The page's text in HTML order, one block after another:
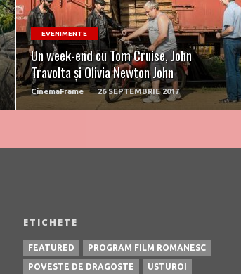
EVENIMENTE
Un week-end cu Tom Cruise, John
Travolta și Olivia Newton John
CinemaFrame 26 SEPTEMBRIE 2017
READ MORE
ILEGITIM AFERIM ORIZONT
PREMIERA 2015